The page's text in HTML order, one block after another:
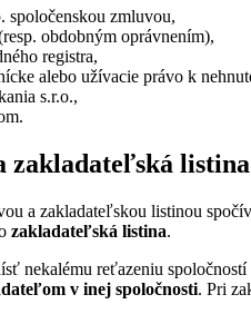
spoločenskou zmluvou,
obdobným oprávnením),
registra,
alebo užívacie právo k
s.r.o.,
zakladateľská
a zakladateľskou listinou
zakladateľská listina.
nekalému reťazeniu
v inej spoločnosti. Pri